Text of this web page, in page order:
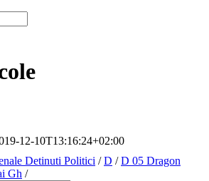
12-10T13:16:24+02:00
Detinuti Politici /D /D 05 Dragon
Gh /